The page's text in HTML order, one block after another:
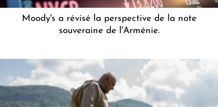
Moody's a révisé la perspective de la note
souveraine de l'Arménie.